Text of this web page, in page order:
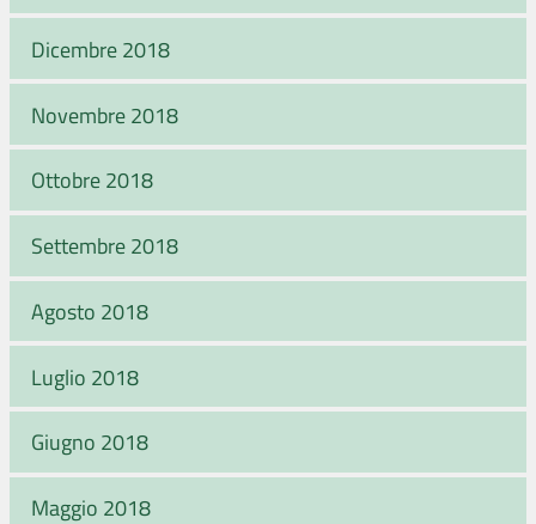
Dicembre 2018
Novembre 2018
Ottobre 2018
Settembre 2018
Agosto 2018
Luglio 2018
Giugno 2018
Maggio 2018